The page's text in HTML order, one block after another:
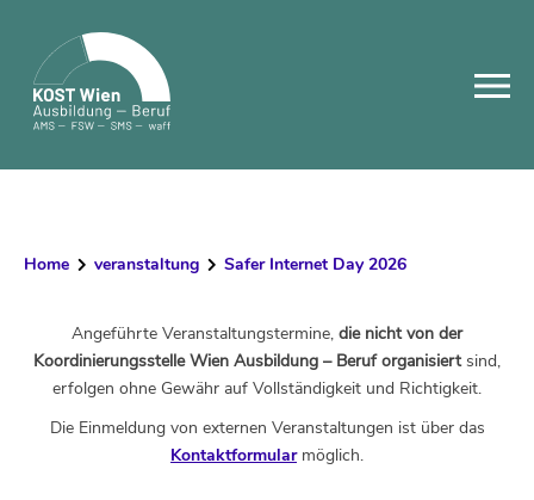
content
Home veranstaltung Safer Internet Day 2026
Angeführte Veranstaltungstermine, die nicht von der
Koordinierungsstelle Wien Ausbildung – Beruf organisiertsind,
erfolgen ohne Gewähr auf Vollständigkeit und Richtigkeit.
Die Einmeldung von externen Veranstaltungen ist über das
Kontaktformularmöglich.